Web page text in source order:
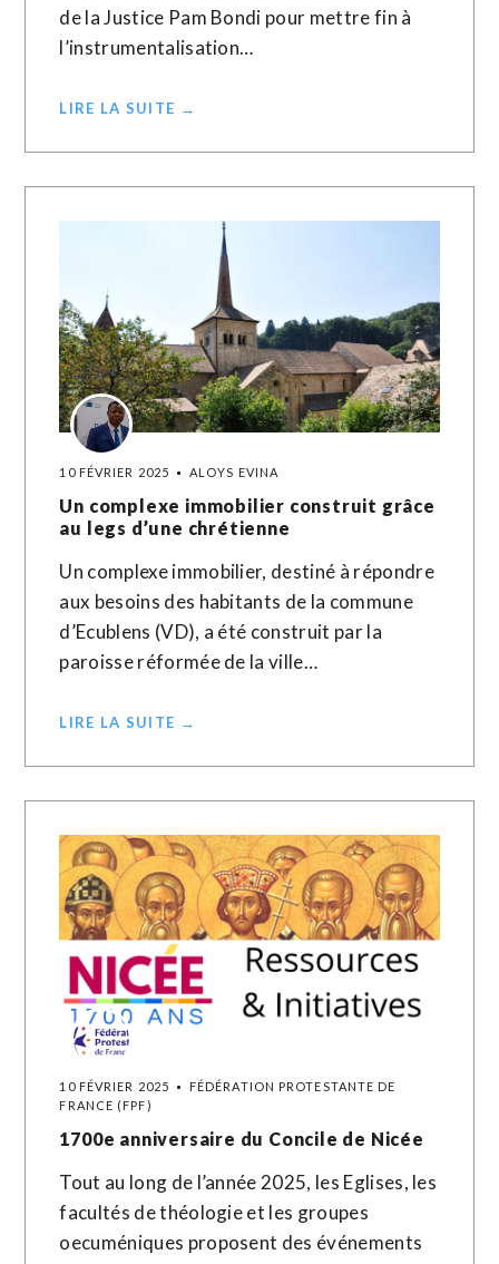
de la Justice Pam Bondi pour mettre fin à
l’instrumentalisation…
LIRE LA SUITE →
10 FÉVRIER 2025 ALOYS EVINA
Un complexe immobilier construit grâce
au legs d’une chrétienne
Un complexe immobilier, destiné à répondre
aux besoins des habitants de la commune
d’Ecublens (VD), a été construit par la
paroisse réformée de la ville…
LIRE LA SUITE →
10 FÉVRIER 2025
FÉDÉRATION PROTESTANTE DE
FRANCE (FPF)
1700e anniversaire du Concile de Nicée
Tout au long de l’année 2025, les Eglises, les
facultés de théologie et les groupes
oecuméniques proposent des événements